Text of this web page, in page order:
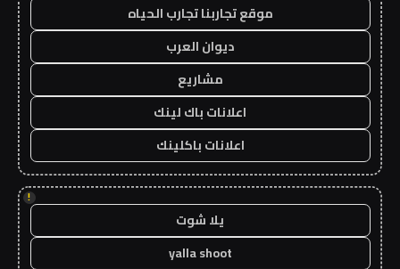
موقع تجاربنا تجارب الحياه
ديوان العرب
مشاريع
اعلانات باك لينك
اعلانات باكلينك
!
يلا شوت
yalla shoot